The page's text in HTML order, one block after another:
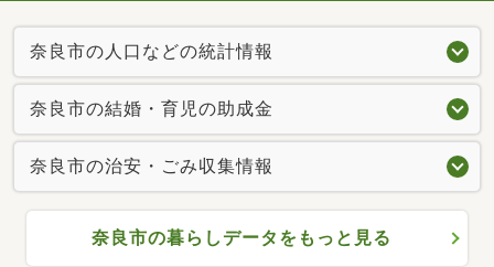
奈良市の人口などの統計情報
奈良市の結婚・育児の助成金
奈良市の治安・ごみ収集情報
奈良市の暮らしデータをもっと見る